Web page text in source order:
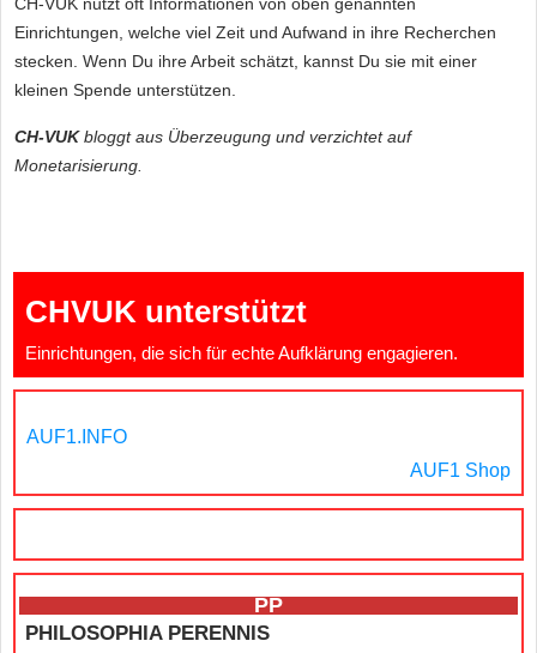
Einrichtungen, welche viel Zeit und Aufwand in ihre Recherchen
stecken. Wenn Du ihre Arbeit schätzt, kannst Du sie mit einer
kleinen Spende unterstützen.
CH-VUKbloggt aus Überzeugung und verzichtet auf
Monetarisierung.
CHVUK unterstützt
Einrichtungen, die sich für echte Aufklärung engagieren.
AUF1.INFO
AUF1 Shop
PP
PHILOSOPHIA PERENNIS